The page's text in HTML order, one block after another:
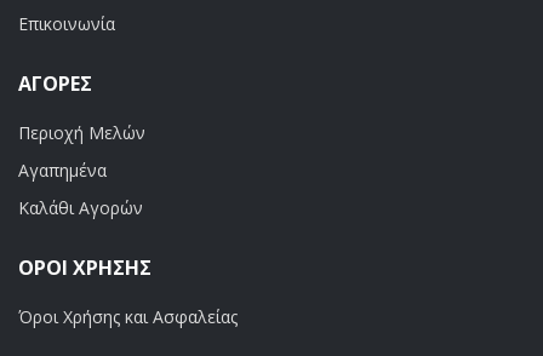
Επικοινωνία
ΑΓΟΡΈΣ
Περιοχή Μελών
Αγαπημένα
Καλάθι Αγορών
ΟΡΟΙ ΧΡΗΣΗΣ
Όροι Χρήσης και Ασφαλείας